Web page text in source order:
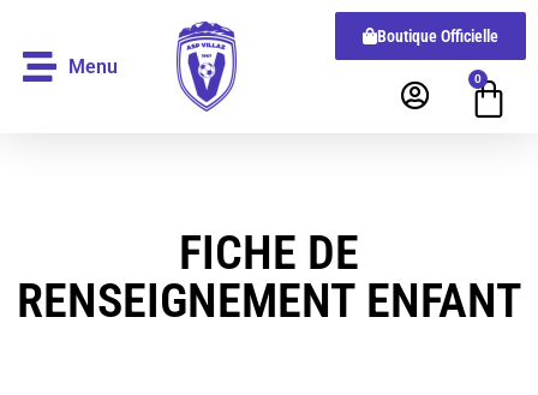
Menu
Boutique Officielle
0
FICHE DE
RENSEIGNEMENT ENFANT